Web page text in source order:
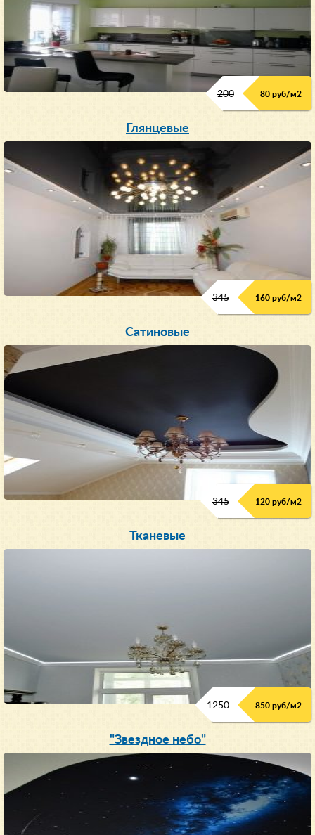
200 80 руб/м2
Глянцевые
345 160 руб/м2
Сатиновые
345 120 руб/м2
Тканевые
1250 850 руб/м2
"Звездное небо"